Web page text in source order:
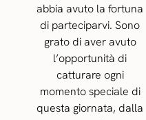
abbia avuto la fortuna
di parteciparvi. Sono
grato di aver avuto
l’opportunità di
catturare ogni
momento speciale di
questa giornata, dalla